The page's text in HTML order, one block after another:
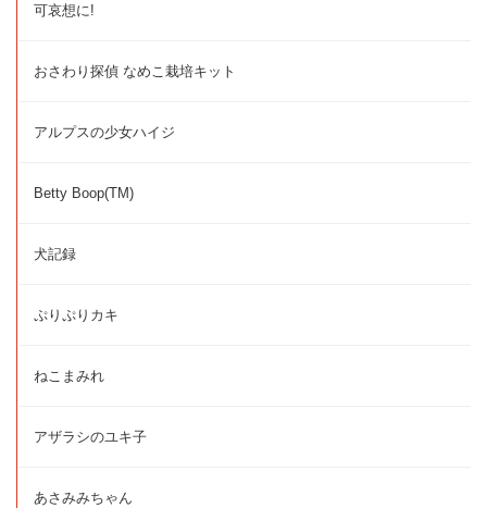
可哀想に!
おさわり探偵 なめこ栽培キット
アルプスの少女ハイジ
Betty Boop(TM)
犬記録
ぷりぷりカキ
ねこまみれ
アザラシのユキ子
あさみみちゃん